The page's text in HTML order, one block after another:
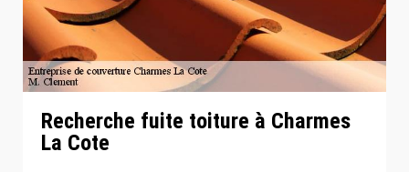
Recherche fuite toiture à Charmes
La Cote